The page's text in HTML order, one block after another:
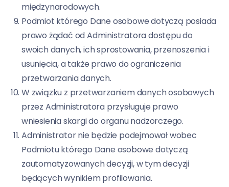
międzynarodowych.
Podmiot którego Dane osobowe dotyczą posiada
prawo żądać od Administratora dostępu do
swoich danych, ich sprostowania, przenoszenia i
usunięcia, a także prawo do ograniczenia
przetwarzania danych.
W związku z przetwarzaniem danych osobowych
przez Administratora przysługuje prawo
wniesienia skargi do organu nadzorczego.
Administrator nie będzie podejmował wobec
Podmiotu którego Dane osobowe dotyczą
zautomatyzowanych decyzji, w tym decyzji
będących wynikiem profilowania.